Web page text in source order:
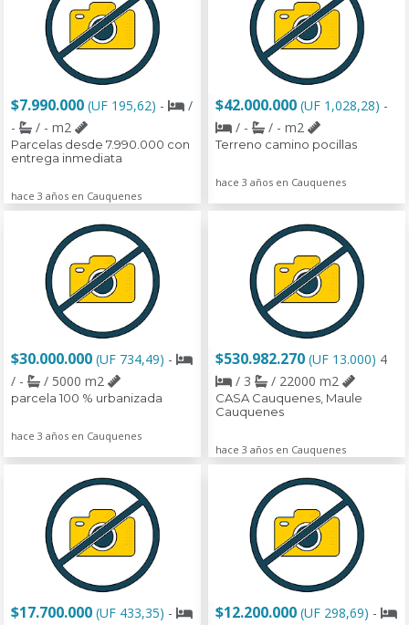
$7.990.000 (UF 195,62) -
/
-
/ - m2
Parcelas desde 7.990.000 con
entrega inmediata
hace 3 años en Cauquenes
$42.000.000 (UF 1,028,28) -
/ -
/ - m2
Terreno camino pocillas
hace 3 años en Cauquenes
$30.000.000 (UF 734,49) -
/ -
/ 5000 m2
parcela 100 % urbanizada
hace 3 años en Cauquenes
$530.982.270 (UF 13.000) 4
/ 3
/ 22000 m2
CASA Cauquenes, Maule
Cauquenes
hace 3 años en Cauquenes
$17.700.000 (UF 433,35) -
$12.200.000 (UF 298,69) -